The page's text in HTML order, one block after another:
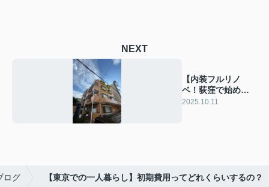
NEXT
【内装フルリノ
ベ！荻窪で始める
快適1LDKライフ】
2025.10.11
ログ 【東京での一人暮らし】初期費用ってどれくらいするの？